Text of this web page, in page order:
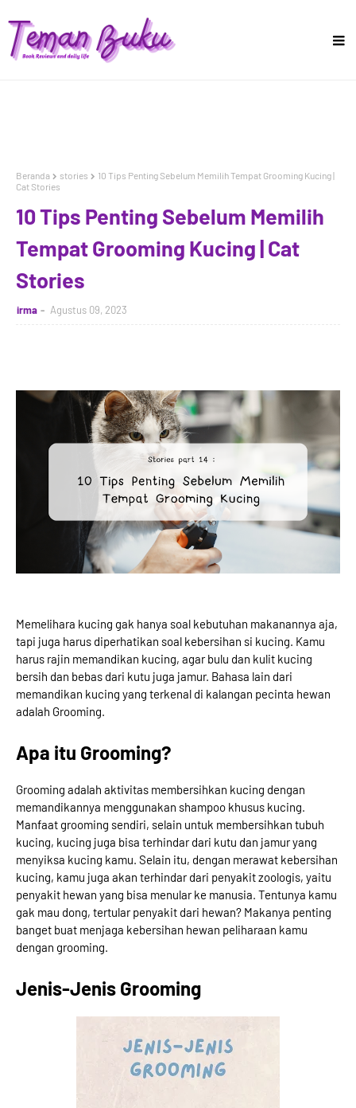
Beranda stories
10 Tips Penting Sebelum Memilih Tempat Grooming Kucing |
Cat Stories
10 Tips Penting Sebelum Memilih
Tempat Grooming Kucing | Cat
Stories
irma Agustus 09, 2023
Memelihara kucing gak hanya soal kebutuhan makanannya aja,
tapi juga harus diperhatikan soal kebersihan si kucing. Kamu
harus rajin memandikan kucing, agar bulu dan kulit kucing
bersih dan bebas dari kutu juga jamur. Bahasa lain dari
memandikan kucing yang terkenal di kalangan pecinta hewan
adalah Grooming.
Apa itu Grooming?
Grooming adalah aktivitas membersihkan kucing dengan
memandikannya menggunakan shampoo khusus kucing.
Manfaat grooming sendiri, selain untuk membersihkan tubuh
kucing, kucing juga bisa terhindar dari kutu dan jamur yang
menyiksa kucing kamu. Selain itu, dengan merawat kebersihan
kucing, kamu juga akan terhindar dari penyakit zoologis, yaitu
penyakit hewan yang bisa menular ke manusia. Tentunya kamu
gak mau dong, tertular penyakit dari hewan? Makanya penting
banget buat menjaga kebersihan hewan peliharaan kamu
dengan grooming.
Jenis-Jenis Grooming